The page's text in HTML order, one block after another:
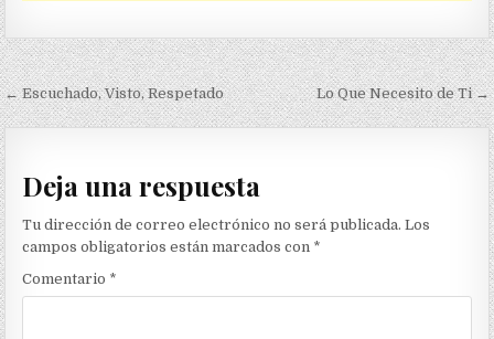
Navegación
de
entradas
← Escuchado, Visto, Respetado Lo Que Necesito de Ti →
Deja una respuesta
Tu dirección de correo electrónico no será publicada. Los
campos obligatorios están marcados con *
Comentario *